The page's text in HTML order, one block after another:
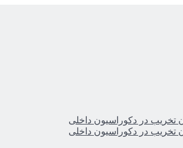
تخریب در دکوراسیون داخلی
تخریب در دکوراسیون داخلی